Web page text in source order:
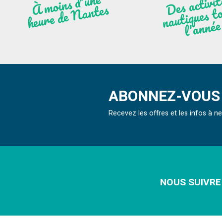
À
ntes quesnée
ABONNEZ-
Recevez les offres et les infos à
NOUS